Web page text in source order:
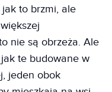
jak to brzmi, ale
nie są obrzeża. Ale
te budowane w
jeden obok